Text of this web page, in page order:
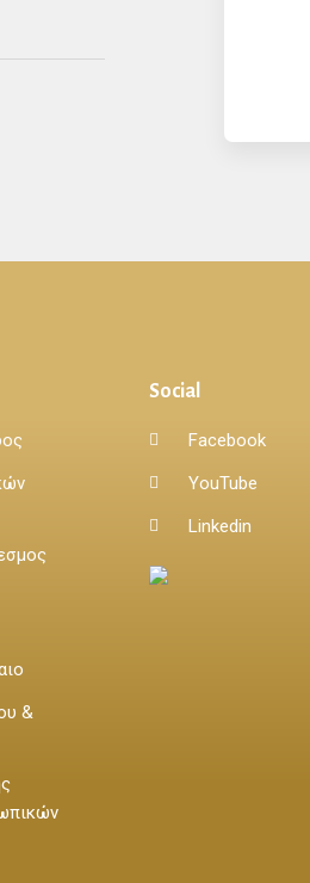
&
Social
Facebook
YouTube
Linkedin